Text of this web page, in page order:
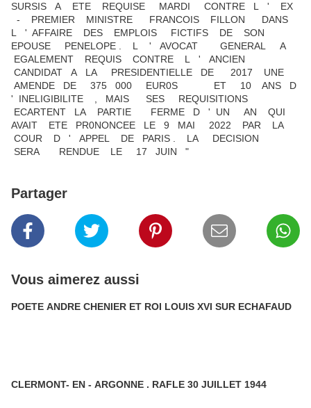
SURSIS A ETE REQUISE MARDI CONTRE L ' EX
- PREMIER MINISTRE FRANCOIS FILLON DANS
L ' AFFAIRE DES EMPLOIS FICTIFS DE SON
EPOUSE PENELOPE . L ' AVOCAT GENERAL A
EGALEMENT REQUIS CONTRE L ' ANCIEN
CANDIDAT A LA PRESIDENTIELLE DE 2017 UNE
AMENDE DE 375 000 EUR0S ET 10 ANS D
' INELIGIBILITE , MAIS SES REQUISITIONS
ECARTENT LA PARTIE FERME D ' UN AN QUI
AVAIT ETE PR0NONCEE LE 9 MAI 2022 PAR LA
COUR D ' APPEL DE PARIS . LA DECISION
SERA RENDUE LE 17 JUIN "
Partager
Vous aimerez aussi
POETE ANDRE CHENIER ET ROI LOUIS XVI SUR ECHAFAUD
CLERMONT- EN - ARGONNE . RAFLE 30 JUILLET 1944